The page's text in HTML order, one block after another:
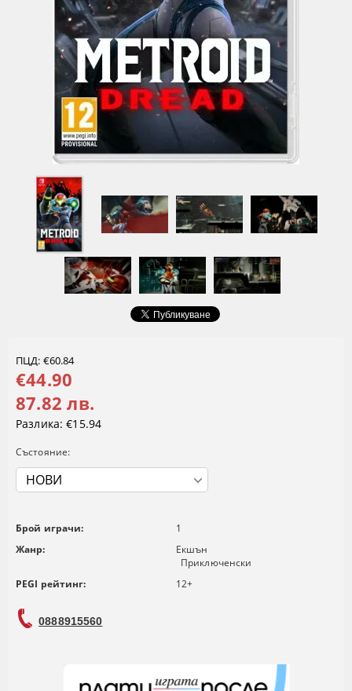
ПЦД: €60.84
€44.90
87.82 лв.
Разлика: €15.94
Състояние:
Брой играчи:
1
Жанр:
Екшън
Приключенски
PEGI рейтинг:
12+
0888915560